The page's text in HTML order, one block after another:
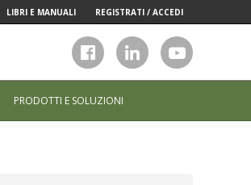
LIBRI E MANUALI REGISTRATI / ACCEDI
PRODOTTI E SOLUZIONI